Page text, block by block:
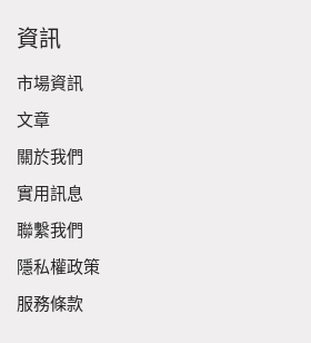
資訊
市場資訊
文章
關於我們
實用訊息
聯繫我們
隱私權政策
服務條款